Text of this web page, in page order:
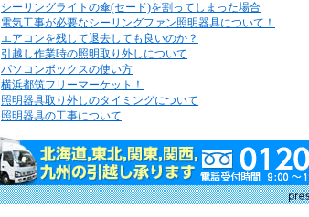
シーリングライトの傘(セード)を割ってしまった場合
電気工事が必要なシーリングファン照明器具について！
エアコンを残して退去しても良いのか？
引越し作業時の照明取り外しについて
パソコンボックスの使い方
横浜都筑フリーマーケット！
照明器具取り外しのタイミングについて
照明器具の工事について